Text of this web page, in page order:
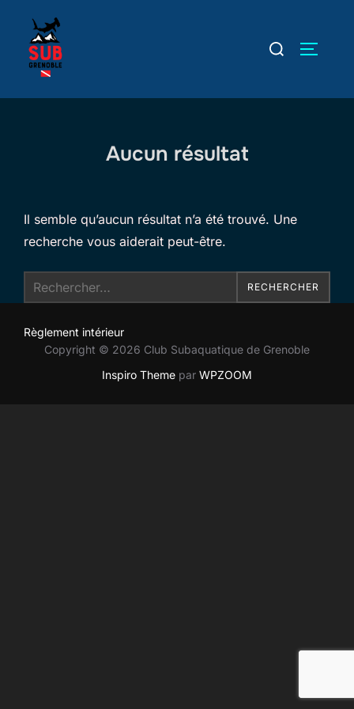
contenu
Rechercher :
Aucun résultat
Il semble qu’aucun résultat n’a été trouvé. Une
recherche vous aiderait peut-être.
Recherche
pour :
RECHERCHER
Règlement intérieur
Copyright © 2026 Club Subaquatique de Grenoble
Inspiro Theme par WPZOOM